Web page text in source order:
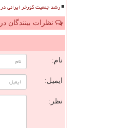
رشد جمعیت گورخر ایرانی در پارک ملی
نظرات بینندگان
نام:
ایمیل:
نظر: